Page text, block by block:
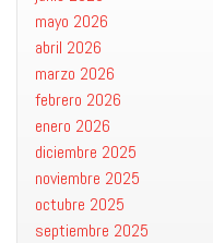
mayo 2026
abril 2026
marzo 2026
febrero 2026
enero 2026
diciembre 2025
noviembre 2025
octubre 2025
septiembre 2025